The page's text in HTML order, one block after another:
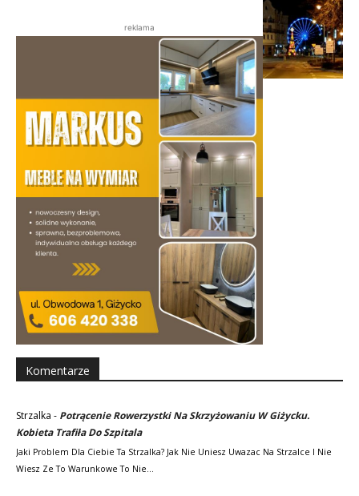
reklama
Komentarze
Strzalka - Potrącenie Rowerzystki Na Skrzyżowaniu W Giżycku.
Kobieta Trafiła Do Szpitala
Jaki Problem Dla Ciebie Ta Strzalka? Jak Nie Uniesz Uwazac Na Strzalce I Nie
Wiesz Ze To Warunkowe To Nie…